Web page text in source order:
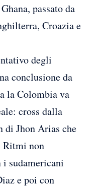
passato da
Croazia e
degli
conclusione da
la Colombia va
cross dalla
di Jhon Arias che
Ritmi non
i sudamericani
e poi con